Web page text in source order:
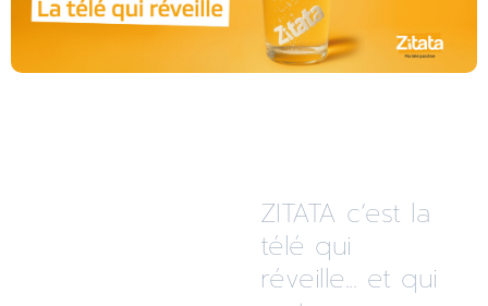
ZITATA c’est la
télé qui
réveille... et qui